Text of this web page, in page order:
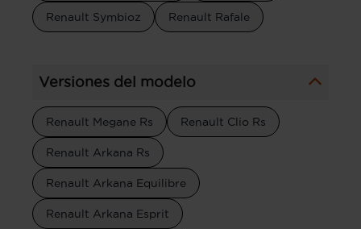
Renault Symbioz Renault Rafale
Versiones del modelo
Renault Megane Rs Renault Clio Rs
Renault Arkana Rs
Renault Arkana Equilibre
Renault Arkana Esprit